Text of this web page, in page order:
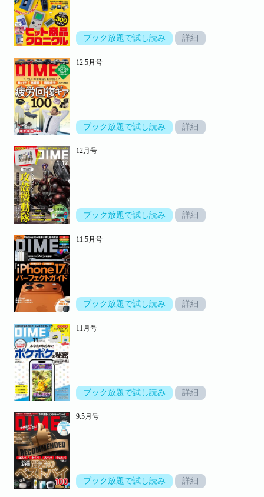
ブック放題で試し読み 詳細
12.5月号
ブック放題で試し読み 詳細
12月号
ブック放題で試し読み 詳細
11.5月号
ブック放題で試し読み 詳細
11月号
ブック放題で試し読み 詳細
9.5月号
ブック放題で試し読み 詳細